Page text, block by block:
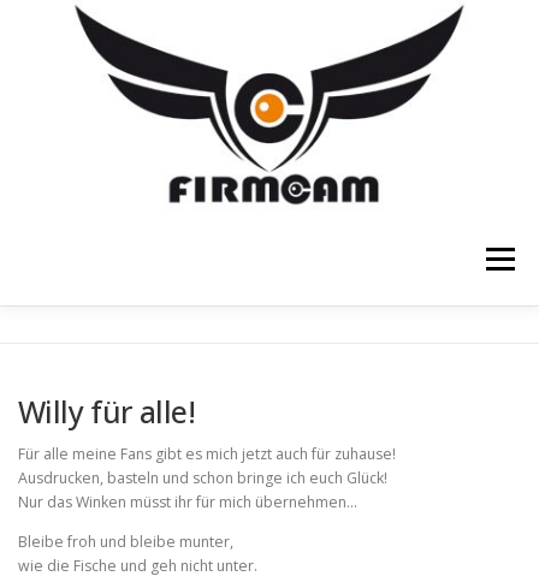
Menü
Willy für alle!
Für alle meine Fans gibt es mich jetzt auch für zuhause!
Ausdrucken, basteln und schon bringe ich euch Glück!
Nur das Winken müsst ihr für mich übernehmen…
Bleibe froh und bleibe munter,
wie die Fische und geh nicht unter.